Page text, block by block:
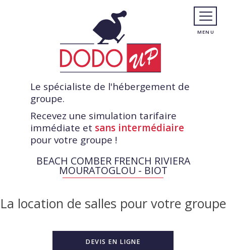
Le spécialiste de l'hébergement de
groupe.
Recevez une simulation tarifaire
immédiate et sans intermédiaire
pour votre groupe !
BEACH COMBER FRENCH RIVIERA
MOURATOGLOU - BIOT
La location de salles pour votre groupe
DEVIS EN LIGNE